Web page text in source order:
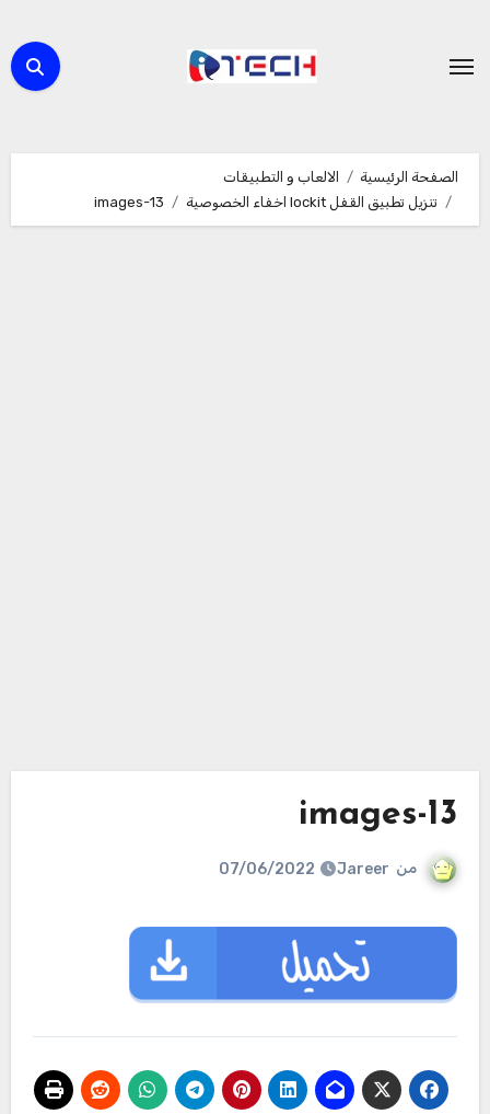
المحتوى
الصفحة الرئيسية
الالعاب و التطبيقات
تنزيل تطبيق القفل lockit اخفاء الخصوصية
images-13
images-13
من Jareer
07/06/2022